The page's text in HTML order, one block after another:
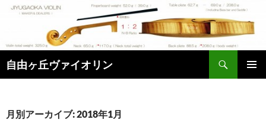
ン
ツ
へ
ッ
自由ヶ丘ヴァイオリン
検
索
月別アーカイブ: 2018年1月